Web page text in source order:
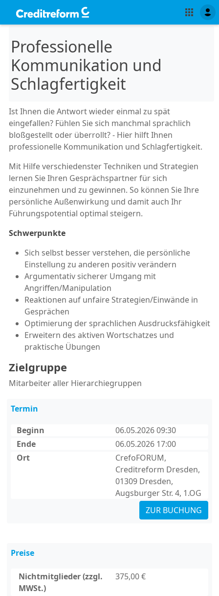
Professionelle
Kommunikation und
Schlagfertigkeit
Ist Ihnen die Antwort wieder einmal zu spät
eingefallen? Fühlen Sie sich manchmal sprachlich
bloßgestellt oder überrollt? - Hier hilft Ihnen
professionelle Kommunikation und Schlagfertigkeit.
Mit Hilfe verschiedenster Techniken und Strategien
lernen Sie Ihren Gesprächspartner für sich
einzunehmen und zu gewinnen. So können Sie Ihre
persönliche Außenwirkung und damit auch Ihr
Führungspotential optimal steigern.
Schwerpunkte
Sich selbst besser verstehen, die persönliche
Einstellung zu anderen positiv verändern
Argumentativ sicherer Umgang mit
Angriffen/Manipulation
Reaktionen auf unfaire Strategien/Einwände in
Gesprächen
Optimierung der sprachlichen Ausdrucksfähigkeit
Erweitern des aktiven Wortschatzes und
praktische Übungen
Zielgruppe
Mitarbeiter aller Hierarchiegruppen
Termin
Beginn
06.05.2026 09:30
Ende
06.05.2026 17:00
Ort
CrefoFORUM,
Creditreform Dresden,
01309 Dresden,
Augsburger Str. 4, 1.OG
ZUR BUCHUNG
Preise
Nichtmitglieder (zzgl.
MWSt.)
375,00 €